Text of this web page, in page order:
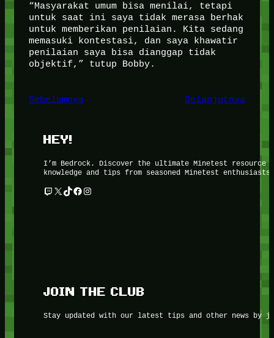
“Masyarakat umum bisa menilai, tetapi
untuk saat ini saya tidak merasa berhak
untuk memberikan penilaian. Kita sedang
memasuki kontestasi, dan saya khawatir
penilaian saya bisa dianggap tidak
objektif,” tutup Bobby.
Sebelumnya Selanjutnya
HEY!
I’m Bedrock. Discover the ultimate Minetest
knowledge and tips from seasoned Minetest enthusiasts.
Twitch X TikTok Facebook Instagram
JOIN THE CLUB
Stay updated with our latest tips and other news by